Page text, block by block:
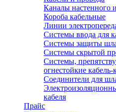
Каналы настенного
Короба кабельные
Линии
Системы ввода для
Системы защиты
Системы скрытой
Системы,
огнестойкие
Соединители для
кабеля
Прайс